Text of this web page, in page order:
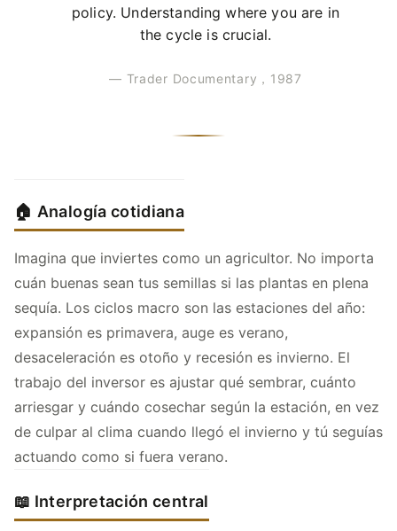
policy. Understanding where you are in
the cycle is crucial.
— Trader Documentary，1987
🏠 Analogía cotidiana
Imagina que inviertes como un agricultor. No importa
cuán buenas sean tus semillas si las plantas en plena
sequía. Los ciclos macro son las estaciones del año:
expansión es primavera, auge es verano,
desaceleración es otoño y recesión es invierno. El
trabajo del inversor es ajustar qué sembrar, cuánto
arriesgar y cuándo cosechar según la estación, en vez
de culpar al clima cuando llegó el invierno y tú seguías
actuando como si fuera verano.
📖 Interpretación central